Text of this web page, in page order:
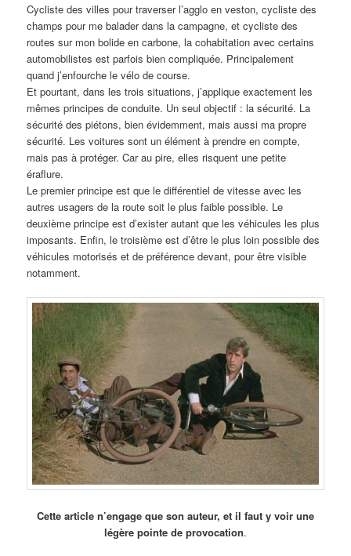
Cycliste des villes pour traverser l’agglo en veston, cycliste des
champs pour me balader dans la campagne, et cycliste des
routes sur mon bolide en carbone, la cohabitation avec certains
automobilistes est parfois bien compliquée. Principalement
quand j’enfourche le vélo de course.
Et pourtant, dans les trois situations, j’applique exactement les
mêmes principes de conduite. Un seul objectif : la sécurité. La
sécurité des piétons, bien évidemment, mais aussi ma propre
sécurité. Les voitures sont un élément à prendre en compte,
mais pas à protéger. Car au pire, elles risquent une petite
éraflure.
Le premier principe est que le différentiel de vitesse avec les
autres usagers de la route soit le plus faible possible. Le
deuxième principe est d’exister autant que les véhicules les plus
imposants. Enfin, le troisième est d’être le plus loin possible des
véhicules motorisés et de préférence devant, pour être visible
notamment.
Cette article n’engage que son auteur, et il faut y voir une
légère pointe de provocation.